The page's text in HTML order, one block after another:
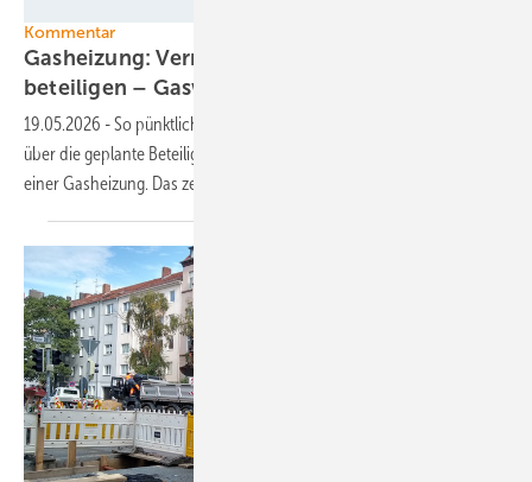
Kommentar
Gasheizung: Vermieter müssen sich an Kosten
beteiligen – Gaswirtschaft
19.05.2026 -So pünktlich wie erwartbar wettert die Gaswirtschaft
über die geplante Beteiligung der Vermieter an den Betriebskosten
einer Gasheizung. Das zeigt: Der eingeschlagene Weg ist